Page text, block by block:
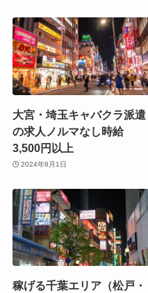
大宮・埼玉キャバクラ派遣
の求人ノルマなし時給
3,500円以上
2024年8月1日
稼げる千葉エリア（松戸・